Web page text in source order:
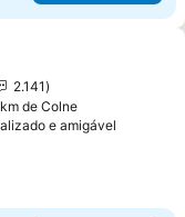
aos favoritos
2.141
de Colne
e amigável